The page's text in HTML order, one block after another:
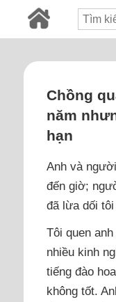
Chồng
năm
hạn
Anh và
đến giờ;
đã lừa dối
Tôi quen
nhiều kinh
tiếng đào
không tốt.